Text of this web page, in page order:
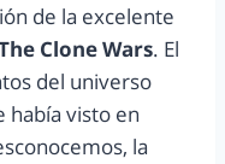
de la excelente
Clone Wars. El
del universo
había visto en
la